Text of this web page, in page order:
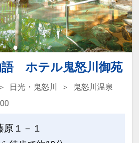
語 ホテル鬼怒川御苑
日光・鬼怒川
鬼怒川温泉
１－１